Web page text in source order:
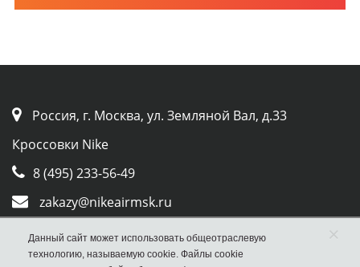
Россия, г. Москва, ул. Земляной Вал, д.33
Кроссовки Nike
8 (495) 233-56-49
zakazy@nikeairmsk.ru
Whatsapp
Viber
Данный сайт может использовать общеотраслевую
технологию, называемую cookie. Файлы cookie
×